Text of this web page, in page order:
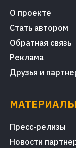
О проекте
Стать автором
Обратная связь
Реклама
Друзья и
МАТЕРИАЛЫ
Пресс-релизы
Новости